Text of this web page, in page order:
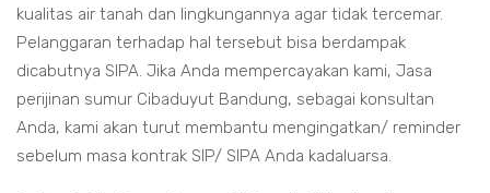
kualitas air tanah dan lingkungannya agar tidak tercemar.
Pelanggaran terhadap hal tersebut bisa berdampak
dicabutnya SIPA. Jika Anda mempercayakan kami, Jasa
perijinan sumur Cibaduyut Bandung, sebagai konsultan
Anda, kami akan turut membantu mengingatkan/ reminder
sebelum masa kontrak SIP/ SIPA Anda kadaluarsa.